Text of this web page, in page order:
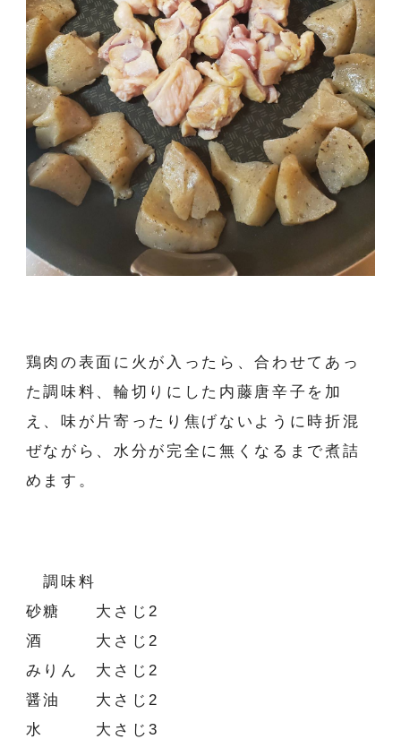
鶏肉の表面に火が入ったら、合わせてあっ
た調味料、輪切りにした内藤唐辛子を加
え、味が片寄ったり焦げないように時折混
ぜながら、水分が完全に無くなるまで煮詰
めます。
調味料
砂糖 大さじ2
酒 大さじ2
みりん 大さじ2
醤油 大さじ2
水 大さじ3